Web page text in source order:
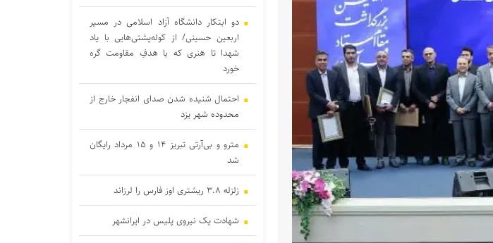
دو ابتکار دانشگاه آزاد اسلامی در مسیر
اربعین حسینی/ از کوله‌پشتی‌هایی با یاد
شهدا تا هنری که با هدفِ مقاومت گره
خورد
احتمال شنیده شدن صدای انفجار خارج از
محدوده شهر یزد
مترو و بی‌آرتی تبریز ۱۴ و ۱۵ مرداد رایگان
شد
زلزله ۳.۸ ریشتری اوز فارس را لرزاند
شهادت یک نیروی پلیس در ایرانشهر